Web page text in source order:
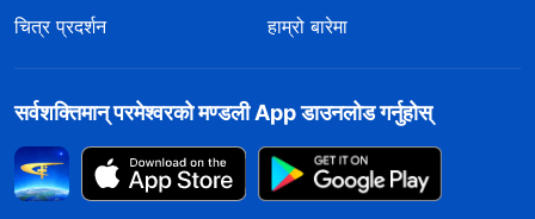
चित्र प्रदर्शन
हाम्रो बारेमा
सर्वशक्तिमान्‌ परमेश्‍वरको मण्डली App डाउनलोड गर्नुहोस्